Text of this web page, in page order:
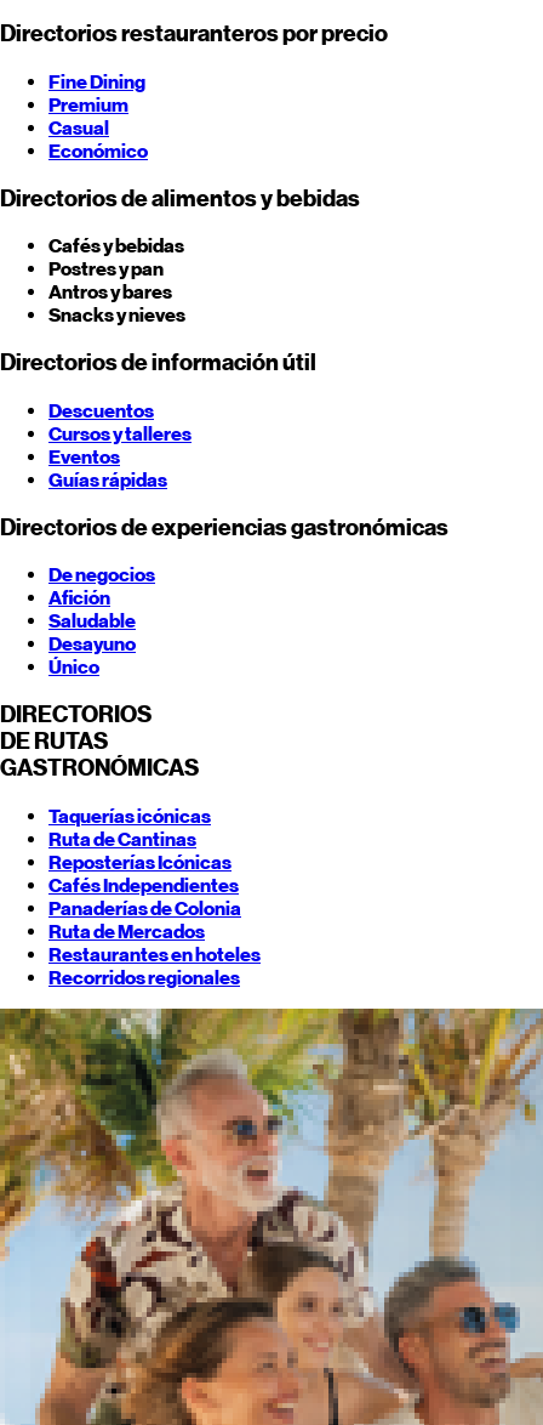
Directorios restauranteros por precio
Fine Dining
Premium
Casual
Económico
Directorios de alimentos y bebidas
Cafés y bebidas
Postres y pan
Antros y bares
Snacks y nieves
Directorios de información útil
Descuentos
Cursos y talleres
Eventos
Guías rápidas
Directorios de experiencias gastronómicas
De negocios
Afición
Saludable
Desayuno
Único
DIRECTORIOS
DE RUTAS
GASTRONÓMICAS
Taquerías icónicas
Ruta de Cantinas
Reposterías Icónicas
Cafés Independientes
Panaderías de Colonia
Ruta de Mercados
Restaurantes en hoteles
Recorridos regionales